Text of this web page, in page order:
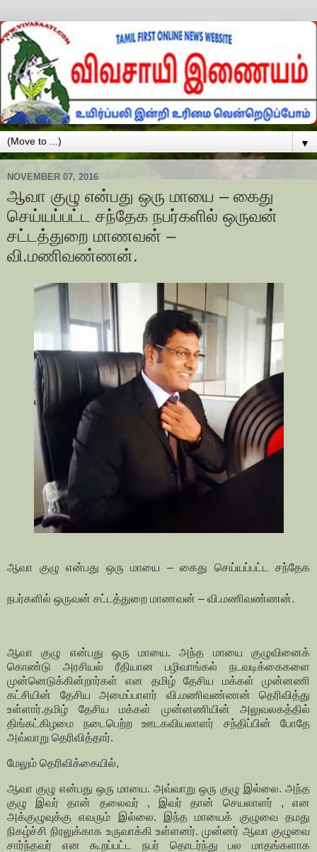
▼
NOVEMBER 07, 2016
ஆவா குழு என்பது ஒரு மாயை – கைது
செய்யப்பட்ட சந்தேக நபர்களில் ஒருவன்
சட்டத்துறை மாணவன் –
வி.மணிவண்ணன்.
ஆவா குழு என்பது ஒரு மாயை – கைது செய்யப்பட்ட சந்தேக
நபர்களில் ஒருவன் சட்டத்துறை மாணவன் – வி.மணிவண்ணன்.
ஆவா குழு என்பது ஒரு மாயை. அந்த மாயை குழுவினைக்
கொண்டு அரசியல் ரீதியான பழிவாங்கல் நடவடிக்கைகளை
முன்னெடுக்கின்றார்கள் என தமிழ் தேசிய மக்கள் முன்னணி
கட்சியின் தேசிய அமைப்பாளர் வி.மணிவண்ணன் தெரிவித்து
உள்ளார்.தமிழ் தேசிய மக்கள் முன்னணியின் அலுவலகத்தில்
திங்கட்கிழமை நடைபெற்ற ஊடகவியலாளர் சந்திப்பின் போதே
அவ்வாறு தெரிவித்தார்.
மேலும் தெரிவிக்கையில்,
ஆவா குழு என்பது ஒரு மாயை. அவ்வாறு ஒரு குழு இல்லை. அந்த
குழு இவர் தான் தலைவர் , இவர் தான் செயலாளர் , என
அக்குழுவுக்கு எவரும் இல்லை. இந்த மாயைக் குழுவை தமது
நிகழ்ச்சி நிரலுக்காக உருவாக்கி உள்ளனர். முன்னர் ஆவா குழுவை
சார்ந்தவர் என கூறப்பட்ட நபர் தொடர்ந்து பல மாதங்களாக